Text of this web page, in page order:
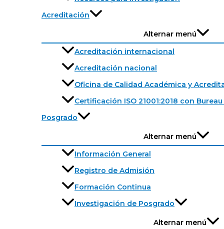
Acreditación
Alternar menú
Acreditación internacional
Acreditación nacional
Oficina de Calidad Académica y
Certificación ISO 21001:2018 con
Posgrado
Alternar menú
Información General
Registro de Admisión
Formación Continua
Investigación de Posgrado
Alternar menú